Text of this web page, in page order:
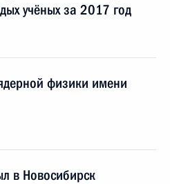
учёных за 2017 год
физики имени
в Новосибирск